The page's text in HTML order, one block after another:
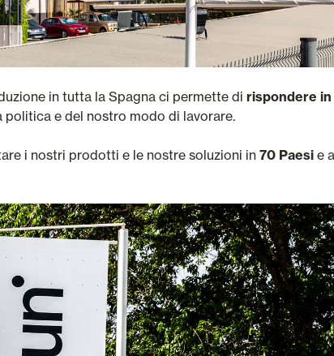
in tutta la Spagna ci permette di rispondere
politica e del nostro modo di lavorare.
i nostri prodotti e le nostre soluzioni in 70 Paesi e